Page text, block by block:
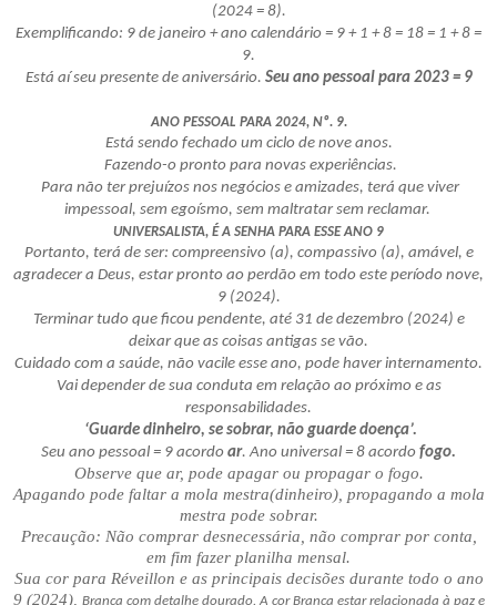
(2024 = 8).
Exemplificando: 9 de janeiro + ano calendário = 9 + 1 + 8 = 18 = 1 + 8 =
9.
Está aí seu presente de aniversário. Seu ano pessoal para 2023 = 9
ANO PESSOAL PARA 2024, Nº. 9.
Está sendo fechado um ciclo de nove anos.
Fazendo-o pronto para novas experiências.
Para não ter prejuízos nos negócios e amizades, terá que viver
impessoal, sem egoísmo, sem maltratar sem reclamar.
UNIVERSALISTA, É A SENHA PARA ESSE ANO 9
Portanto, terá de ser: compreensivo (a), compassivo (a), amável, e
agradecer a Deus, estar pronto ao perdão em todo este período nove,
9 (2024).
Terminar tudo que ficou pendente, até 31 de dezembro (2024) e
deixar que as coisas antigas se vão.
Cuidado com a saúde, não vacile esse ano, pode haver internamento.
Vai depender de sua conduta em relação ao próximo e as
responsabilidades.
‘Guarde dinheiro, se sobrar, não guarde doença’.
Seu ano pessoal = 9 acordo ar. Ano universal = 8 acordo fogo.
Observe que ar, pode apagar ou propagar o fogo.
Apagando pode faltar a mola mestra(dinheiro), propagando a mola
mestra pode sobrar.
Precaução: Não comprar desnecessária, não comprar por conta,
em fim fazer planilha mensal.
Sua cor para Réveillon e as principais decisões durante todo o ano
9 (2024), Branca com detalhe dourado. A cor Branca estar relacionada à paz e